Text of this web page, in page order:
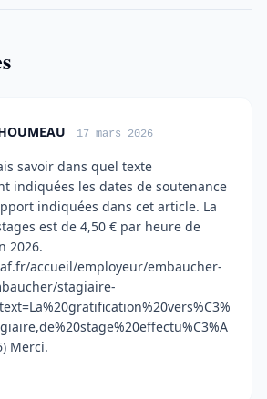
17 mars 2026
savoir dans quel texte
indiquées les dates de soutenance
indiquées dans cet article. La
est de 4,50 € par heure de
2026.
accueil/employeur/embaucher-
stagiaire-
Merci.